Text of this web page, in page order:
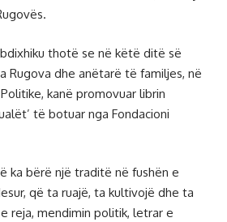
thotë se në këtë ditë së
Rugova dhe anëtarë të familjes, në
kanë promovuar librin
të botuar nga Fondacioni
ka bërë një traditë në fushën e
që ta ruajë, ta kultivojë dhe ta
reja, mendimin politik, letrar e